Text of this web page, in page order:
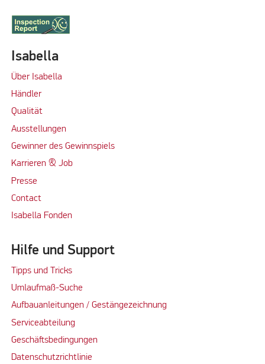
Isabella
Über Isabella
Händler
Qualität
Ausstellungen
Gewinner des Gewinnspiels
Karrieren & Job
Presse
Contact
Isabella Fonden
Hilfe und Support
Tipps und Tricks
Umlaufmaß-Suche
Aufbauanleitungen / Gestängezeichnung
Serviceabteilung
Geschäftsbedingungen
Datenschutzrichtlinie